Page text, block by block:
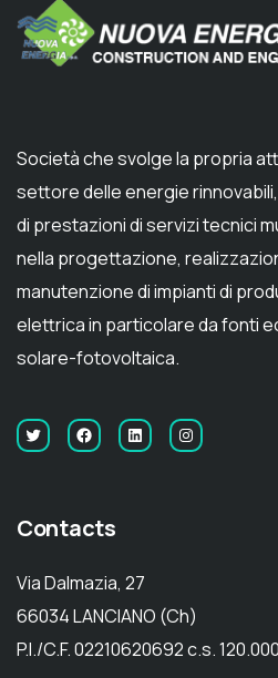
Società che svolge la propria
settore delle energie
di prestazioni di servizi tecnici
nella progettazione,
manutenzione di impianti di
elettrica in particolare da fonti
solare-fotovoltaica.
Contacts
Via Dalmazia, 27
66034 LANCIANO (Ch)
P.I./C.F. 02210620692 c.s.